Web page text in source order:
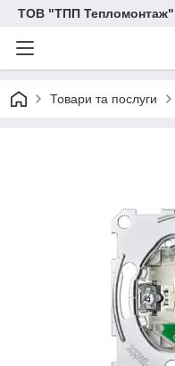
ТОВ "ТПП Тепломонтаж"
Товари та послуги